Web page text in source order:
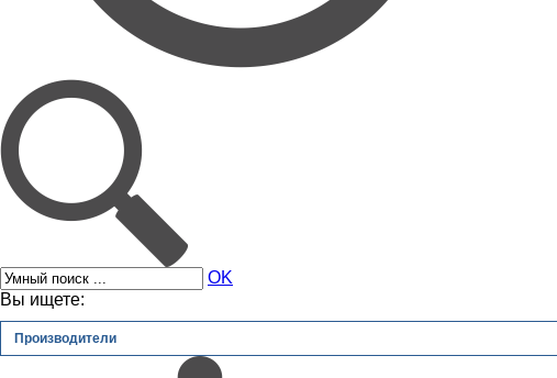
OK
Вы ищете:
Производители